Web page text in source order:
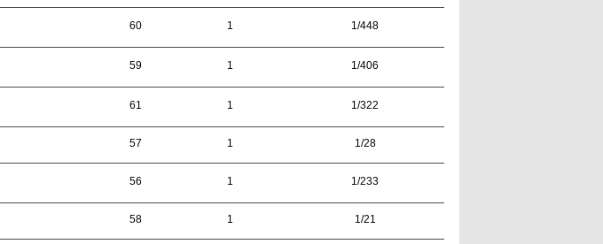
60 1 1/448
59 1 1/406
61 1 1/322
57 1 1/28
56 1 1/233
58 1 1/21